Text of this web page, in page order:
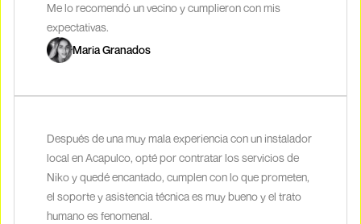
Me lo recomendó un vecino y cumplieron con mis
expectativas.
Maria Granados
Después de una muy mala experiencia con un instalador
local en Acapulco, opté por contratar los servicios de
Niko y quedé encantado, cumplen con lo que prometen,
el soporte y asistencia técnica es muy bueno y el trato
humano es fenomenal.